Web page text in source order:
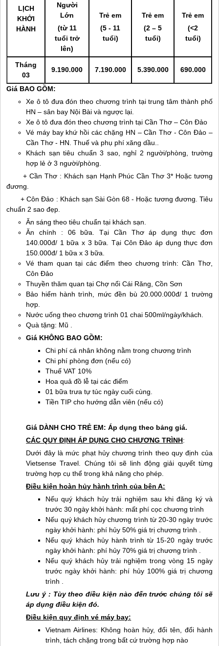
LỊCH
KHỞI
HÀNH
Người
Lớn
(từ 11
tuổi trở
lên)
Trẻ em
(5 - 11
tuổi)
Trẻ em
(2 – 5
tuổi)
Trẻ em
(<2
tuổi)
Tháng
03
9.190.000 7.190.000 5.390.000 690.000
Giá BAO GỒM:
Xe ô tô đưa đón theo chương trình tại trung tâm thành phố
HN – sân bay Nội Bài và ngược lại.
Xe ô tô đưa đón theo chương trình tại Cần Thơ –Côn Đảo
Vé máy bay khứ hồi các chặng HN – Cần Thơ -Côn Đảo –
Cần Thơ - HN. Thuế và phụ phí xăng dầu..
Khách sạn tiêu chuẩn 3 sao, nghỉ 2 người/phòng, trường
hợp lẻ ở 3 người/phòng.
+ Cần Thơ : Khách sạn Hạnh Phúc Cần Thơ 3* Hoặc tương
đương.
+Côn Đảo : Khách sạn Sài Gòn 68 - Hoặc tương đương. Tiêu
chuẩn 2 sao đẹp.
Ăn sáng theo tiêu chuẩn tại khách sạn.
Ăn chính : 06 bữa. Tại Cần Thơ áp dụng thực đơn
140.000đ/ 1 bữa x 3 bữa. Tại Côn Đảo áp dụng thực đơn
150.000đ/ 1 bữa x 3 bữa.
Vé tham quan tại các điểm theo chương trình: Cần Thơ,
Côn Đảo
Thuyền thăm quan tại Chợ nổi Cái Răng, Cồn Sơn
Bảo hiểm hành trình, mức đền bù 20.000.000đ/ 1 trường
hợp.
Nước uống theo chương trình 01 chai 500ml/ngày/khách.
Quà tặng: Mũ .
Giá KHÔNG BAO GỒM:
Chi phí cá nhân không nằm trong chương trình
Chi phí phòng đơn (nếu có)
Thuế VAT 10%
Hoa quả đồ lễ tại các điểm
01 bữa trưa tự túc ngày cuối cùng.
Tiền TIP cho hướng dẫn viên (nếu có)
Giá DÀNH CHO TRẺ EM: Áp dụng theo bảng giá.
CÁC QUY ĐỊNH ÁP DỤNG CHO CHƯƠNG TRÌNH:
Dưới đây là mức phạt hủy chương trình theo quy định của
Vietsense Travel. Chúng tôi sẽ linh động giải quyết từng
trường hợp cụ thể trong khả năng cho phép.
Điều kiện hoàn hủy hành trình của bên A:
Nếu quý khách hủy trải nghiệm sau khi đăng ký và
trước 30 ngày khởi hành: mất phí cọc chương trình
Nếu quý khách hủy chương trình từ 20-30 ngày trước
ngày khởi hành: phí hủy 50% giá trị chương trình .
Nếu quý khách hủy hành trình từ 15-20 ngày trước
ngày khởi hành: phí hủy 70% giá trị chương trình .
Nếu quý khách hủy trải nghiệm trong vòng 15 ngày
trước ngày khởi hành: phí hủy 100% giá trị chương
trình .
Lưu ý : Tùy theo điều kiện nào đến trước chúng tôi sẽ
áp dụng điều kiện đó.
Điều kiện quy định vé máy bay:
Vietnam Airlines: Không hoàn hủy, đổi tên, đổi hành
trình, tách chặng trong bất cứ trường hợp nào